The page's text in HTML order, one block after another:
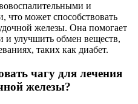
и
что может способствовать
железы. Она помогает
и улучшить обмен веществ,
таких как диабет.
чагу для лечения
железы?